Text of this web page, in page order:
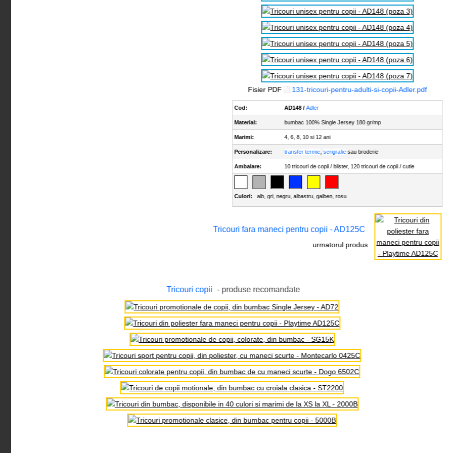
Fisier PDF 131-tricouri-pentru-adulti-si-copii-Adler.pdf
Cod: AD148 /Adler
Material: bumbac 100% Single Jersey 180 gr/mp
Marimi: 4, 6, 8, 10 si 12 ani
Personalizare: transfer termic ,serigrafiesau broderie
Ambalare: 10 tricouri de copii / blister, 120 tricouri de copii / cutie
Culori: alb,gri,negru,albastru,galben,rosu
Tricouri fara maneci pentru copii - AD125C
urmatorul produs
Tricouri copii - produse recomandate